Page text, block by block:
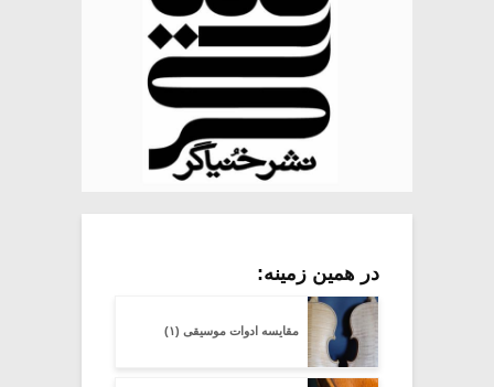
در همین زمینه:
مقایسه ادوات موسیقی (۱)